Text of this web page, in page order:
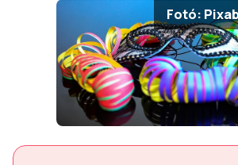
Fotó: